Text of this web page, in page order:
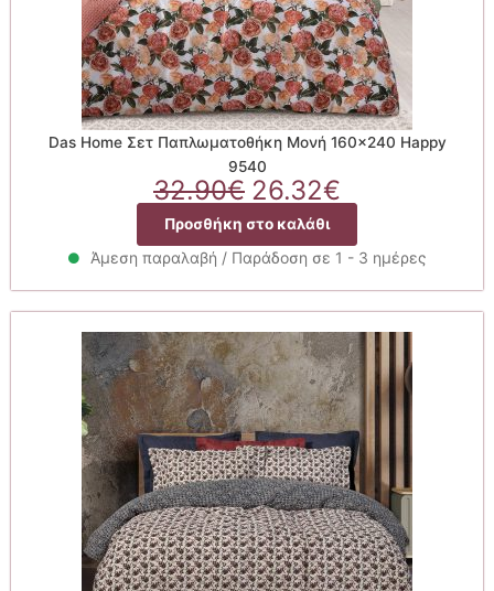
Das Home Σετ Παπλωματοθήκη Μονή 160×240 Happy
9540
32.90€ Original
price
was:
32.90€.
26.32€
τρέχουσα
τιμή
είναι:
26.32€.
Προσθήκη στο καλάθι
Άμεση παραλαβή / Παράδοση σε 1 - 3 ημέρες